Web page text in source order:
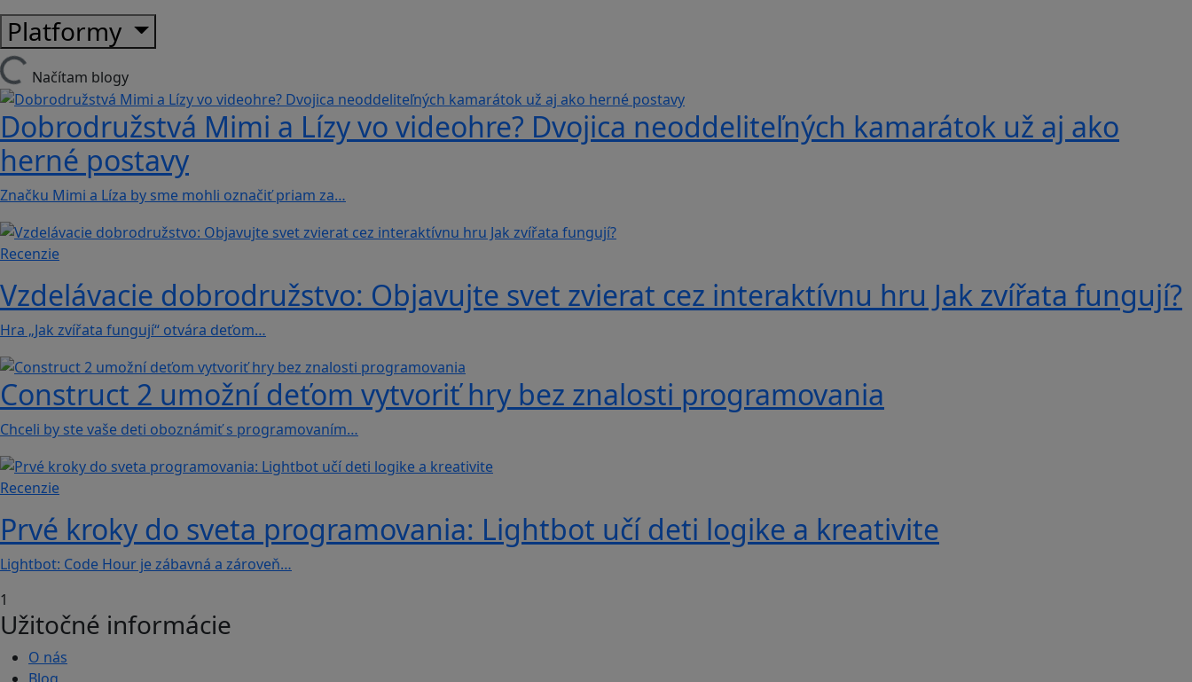
Platformy
Načítam blogy
Dobrodružstvá Mimi a Lízy vo videohre? Dvojica neoddeliteľných kamarátok už aj ako
herné postavy
Značku Mimi a Líza by sme mohli označiť priam za…
Recenzie
Vzdelávacie dobrodružstvo: Objavujte svet zvierat cez interaktívnu hru Jak zvířata fungují?
Hra „Jak zvířata fungují“ otvára deťom…
Construct 2 umožní deťom vytvoriť hry bez znalosti programovania
Chceli by ste vaše deti oboznámiť s programovaním…
Recenzie
Prvé kroky do sveta programovania: Lightbot učí deti logike a kreativite
Lightbot: Code Hour je zábavná a zároveň…
1
Užitočné informácie
O nás
Blog